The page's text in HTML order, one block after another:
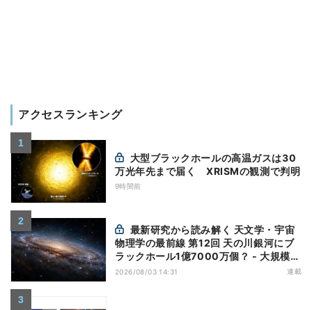
アクセスランキング
万光年先まで届く XRISMの観測で判明
9時間前
物理学の最前線 第12回 天の川銀河にブ
ラックホール1億7000万個？ - 大規模計
算が描くその分布
2026/08/03 14:31 連載